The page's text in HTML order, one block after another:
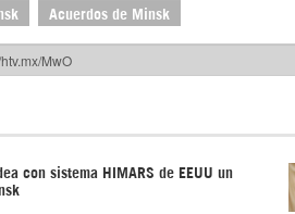
Acuerdos de Minsk
con sistema HIMARS de EEUU un